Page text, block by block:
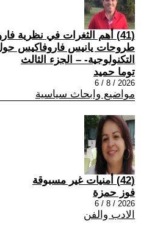
(41) أهم الثغرات في نظرية
طروحات يانيس فاروفاكيس
التكنولوجية- – الجزء الثالث
توما حميد
2026 / 8 / 6
مواضيع وابحاث سياسية
(42) أمنيات غير مسبوقة
فوز حمزة
2026 / 8 / 6
الادب والفن